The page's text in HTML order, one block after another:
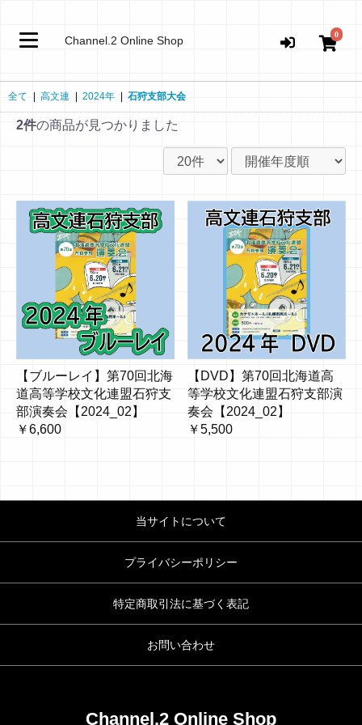
Channel.2 Online Shop 0
全て 高文連 2024年 石狩支部大会
2件の商品が見つかりました
【ブルーレイ】第70回北海
道高等学校文化連盟石狩支
部演奏会【2024_02】
￥6,600
【DVD】第70回北海道高
等学校文化連盟石狩支部演
奏会【2024_02】
￥5,500
当サイトについて
プライバシーポリシー
特定商取引法に基づく表記
お問い合わせ
Channel.2 Online Shop